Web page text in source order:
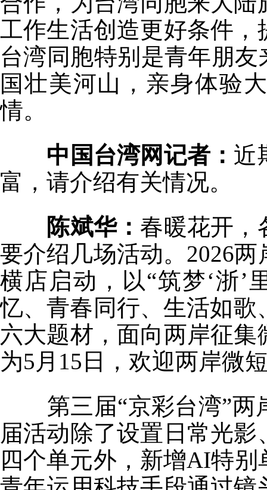
工作生活创造更好条件
台湾同胞特别是青年朋
国壮美河山，亲身体验
情。
中国台湾网记者： 近
富，请介绍有关情况。
陈斌华： 春暖花开，
要介绍几场活动。2026
横店启动，以“筑梦‘浙’
忆、青春同行、生活如
六大题材，面向两岸征
为5月15日，欢迎两岸微
第三届“京彩台湾”两
届活动除了设置日常光
四个单元外，新增AI特